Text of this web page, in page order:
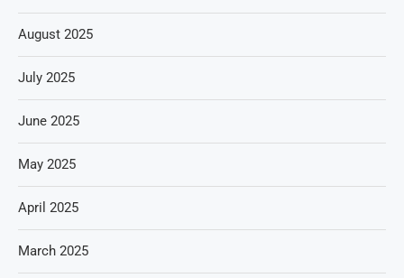
August 2025
July 2025
June 2025
May 2025
April 2025
March 2025